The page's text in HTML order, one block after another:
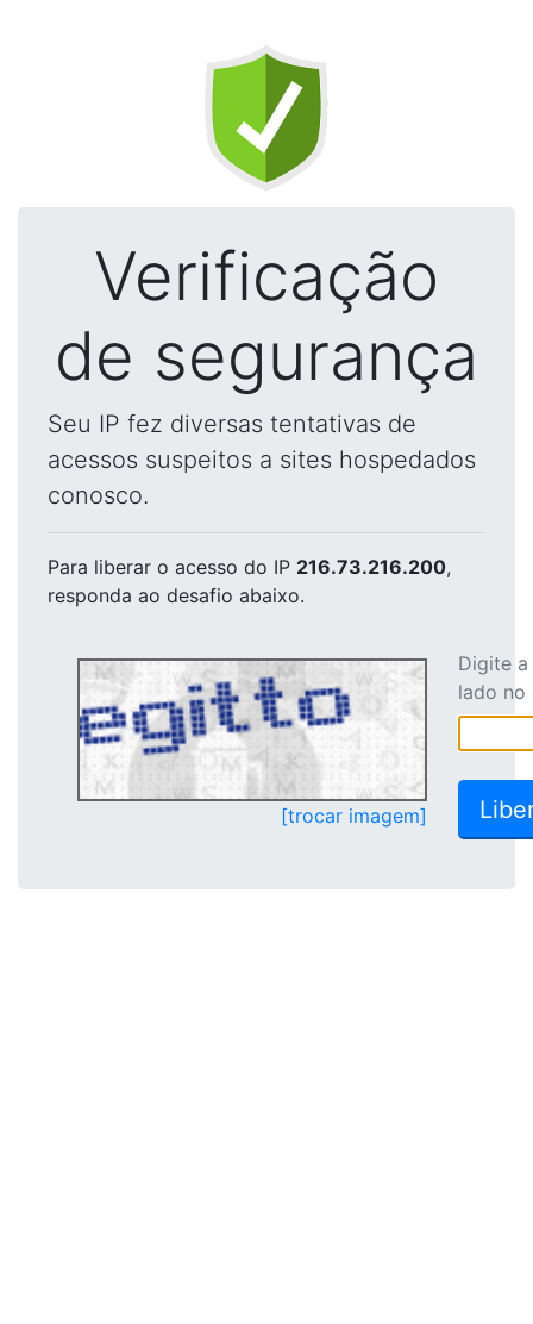
Verificação
de segurança
Seu IP fez diversas tentativas de
acessos suspeitos a sites hospedados
conosco.
Para liberar o acesso do IP 216.73.216.200,
responda ao desafio abaixo.
[trocar imagem]
Digite
lado no